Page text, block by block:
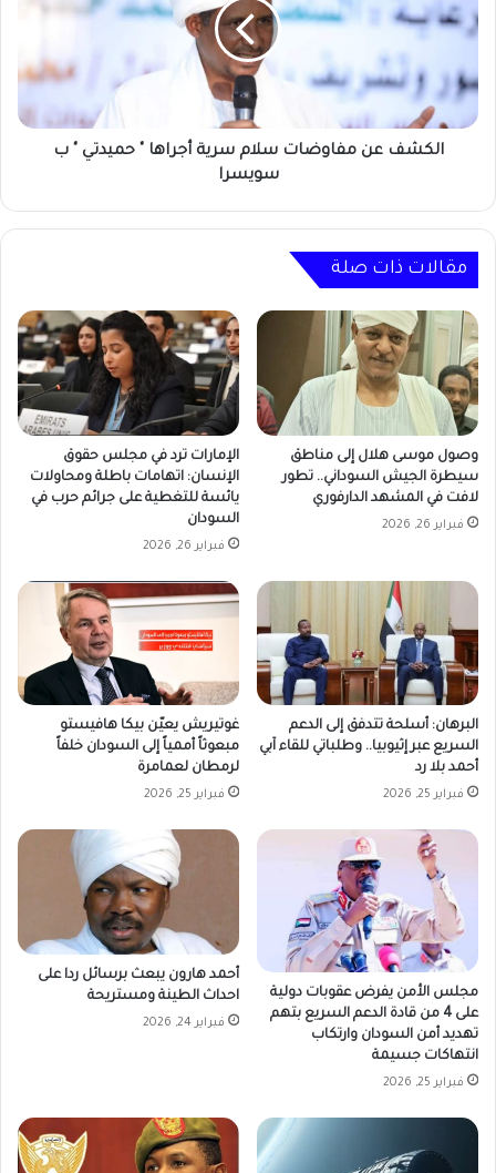
يفرض
عليه
(
جوكي
)
سلام
سرية
"
حميدتي
"
الكشف عن مفاوضات سلام سرية أجراها " حميدتي " ب
سويسرا
مقالات ذات صلة
وصول موسى هلال إلى مناطق
سيطرة الجيش السوداني.. تطور
لافت في المشهد الدارفوري
فبراير 26, 2026
الإمارات ترد في مجلس حقوق
الإنسان: اتهامات باطلة ومحاولات
يائسة للتغطية على جرائم حرب في
السودان
فبراير 26, 2026
البرهان: أسلحة تتدفق إلى الدعم
السريع عبر إثيوبيا.. وطلباتي للقاء آبي
أحمد بلا رد
فبراير 25, 2026
غوتيريش يعيّن بيكا هافيستو
مبعوثاً أممياً إلى السودان خلفاً
لرمطان لعمامرة
فبراير 25, 2026
مجلس الأمن يفرض عقوبات دولية
على 4 من قادة الدعم السريع بتهم
تهديد أمن السودان وارتكاب
انتهاكات جسيمة
فبراير 25, 2026
أحمد هارون يبعث برسائل ردا على
احداث الطينة ومستريحة
فبراير 24, 2026